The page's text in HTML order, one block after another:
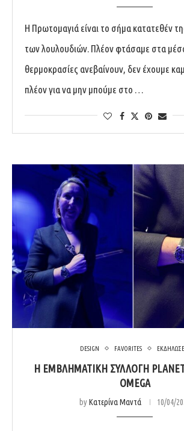
Η Πρωτομαγιά είναι το σήμα κατατεθέν
των λουλουδιών. Πλέον φτάσαμε στα
θερμοκρασίες ανεβαίνουν, δεν έχουμε
πλέον για να μην μπούμε στο …
DESIGN FAVORITES
Η ΕΜΒΛΗΜΑΤΙΚΉ ΣΥΛΛΟΓΉ
OMEGA
byΚατερίνα Μαντά 10/04/